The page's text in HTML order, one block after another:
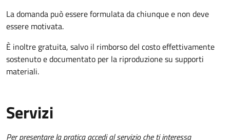
La domanda può essere formulata da chiunque e non deve
essere motivata.
È inoltre gratuita, salvo il rimborso del costo effettivamente
sostenuto e documentato per la riproduzione su supporti
materiali.
Servizi
Per presentare la pratica accedi al servizio che ti interessa